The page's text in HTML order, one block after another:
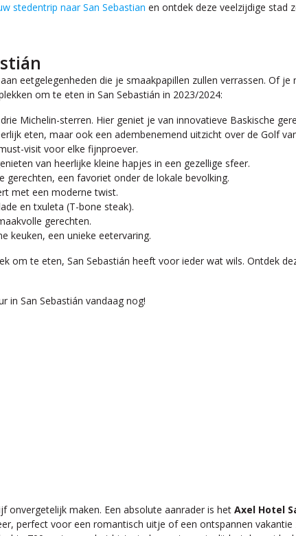
stedentrip naar San Sebastian en ontdek deze veelzijdige stad
eetgelegenheden die je smaakpapillen zullen verrassen. Of
om te eten in San Sebastián in 2023/2024:
Michelin-sterren. Hier geniet je van innovatieve Baskische
eten, maar ook een adembenemend uitzicht over de Golf
visit voor elke fijnproever.
van heerlijke kleine hapjes in een gezellige sfeer.
gerechten, een favoriet onder de lokale bevolking.
met een moderne twist.
en txuleta (T-bone steak).
gerechten.
keuken, een unieke eetervaring.
om te eten, San Sebastián heeft voor ieder wat wils. Ontdek
in San Sebastián vandaag nog!
onvergetelijk maken. Een absolute aanrader is het Axel Hotel
perfect voor een romantisch uitje of een ontspannen